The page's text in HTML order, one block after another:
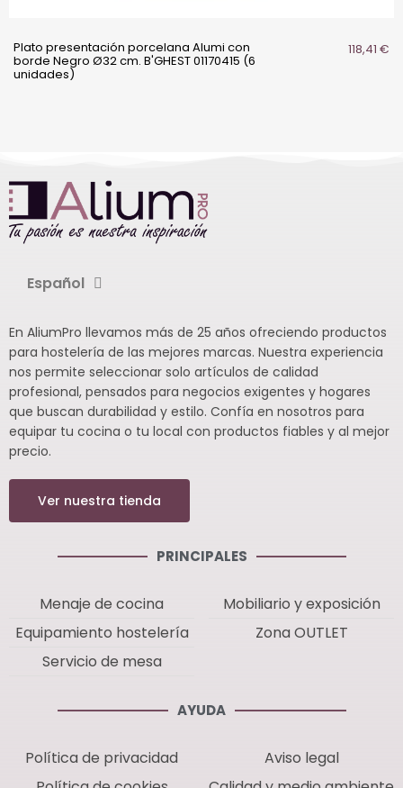
Plato presentación porcelana Alumi con
borde Negro Ø32 cm. B'GHEST 01170415 (6
unidades)
118,41 €
Español
En AliumPro llevamos más de 25 años ofreciendo productos
para hostelería de las mejores marcas. Nuestra experiencia
nos permite seleccionar solo artículos de calidad
profesional, pensados para negocios exigentes y hogares
que buscan durabilidad y estilo. Confía en nosotros para
equipar tu cocina o tu local con productos fiables y al mejor
precio.
Ver nuestra tienda
PRINCIPALES
Menaje de cocina
Equipamiento hostelería
Servicio de mesa
Mobiliario y exposición
Zona OUTLET
AYUDA
Política de privacidad
Aviso legal